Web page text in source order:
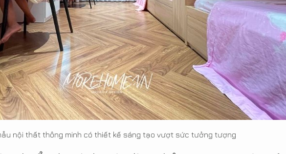
nội thất thông minh có thiết kế sáng tạo vượt sức tưởng tượng